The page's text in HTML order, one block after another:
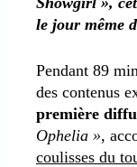
le jour même
Pendant 89
des contenus
première
Ophelia »,
coulisses du